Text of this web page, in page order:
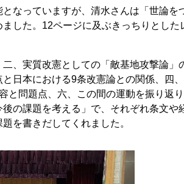
なっていますが、清水さんは「世論を
した。12ページに及ぶきっちりとした
、実質改憲としての「敵基地攻撃論」
日本における9条改憲論との関係、四
問題点、六、この間の運動を振り返り
の課題を考える」で、それぞれ条文や
を書きだしてくれました。